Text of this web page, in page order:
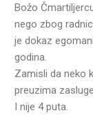
Božo
nego zbog
je dokaz
godina.
Zamisli da neko
preuzima
I nije 4 puta.